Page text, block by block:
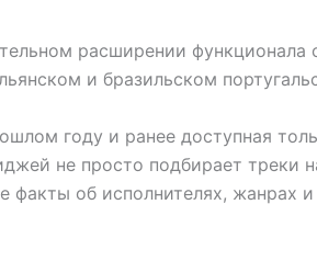
расширении
и бразильском
году и ранее доступная
не просто подбирает треки
об исполнителях, жанрах